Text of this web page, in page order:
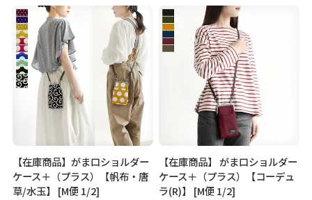
【在庫商品】がま口ショルダー
ケース＋（プラス）【帆布・唐
草/水玉】 [M便 1/2]
【在庫商品】 がま口ショルダー
ケース＋（プラス）【コーデュ
ラ(R)】 [M便 1/2]